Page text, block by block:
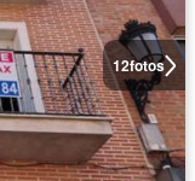
12fotos